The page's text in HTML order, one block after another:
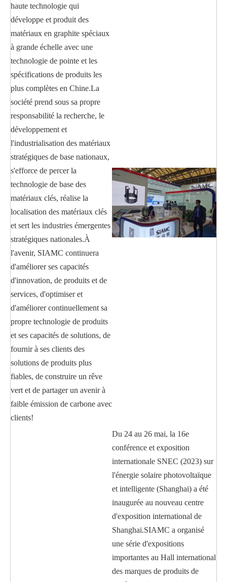
haute technologie qui
développe et produit des
matériaux en graphite spéciaux
à grande échelle avec une
technologie de pointe et les
spécifications de produits les
plus complètes en Chine.La
société prend sous sa propre
responsabilité la recherche, le
développement et
l'industrialisation des matériaux
stratégiques de base nationaux,
s'efforce de percer la
technologie de base des
matériaux clés, réalise la
localisation des matériaux clés
et sert les industries émergentes
stratégiques nationales.À
l'avenir, SIAMC continuera
d'améliorer ses capacités
d'innovation, de produits et de
services, d'optimiser et
d'améliorer continuellement sa
propre technologie de produits
et ses capacités de solutions, de
fournir à ses clients des
solutions de produits plus
fiables, de construire un rêve
vert et de partager un avenir à
faible émission de carbone avec
clients!
Du 24 au 26 mai, la 16e
conférence et exposition
internationale SNEC (2023) sur
l'énergie solaire photovoltaïque
et intelligente (Shanghai) a été
inaugurée au nouveau centre
d'exposition international de
Shanghai.SIAMC a organisé
une série d'expositions
importantes au Hall international
des marques de produits de